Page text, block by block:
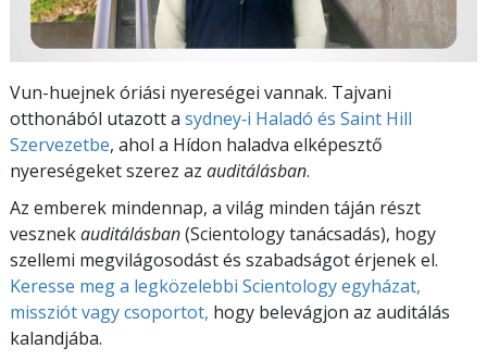
Vun-huejnek óriási nyereségei vannak. Tajvani
otthonából utazott a sydney‑i Haladó és Saint Hill
Szervezetbe, ahol a Hídon haladva elképesztő
nyereségeket szerez az auditálásban.
Az emberek mindennap, a világ minden táján részt
vesznekauditálásban(Scientology tanácsadás), hogy
szellemi megvilágosodást és szabadságot érjenek el.
Keresse meg a legközelebbi Scientology egyházat,
missziót vagy csoportot, hogy belevágjon az auditálás
kalandjába.